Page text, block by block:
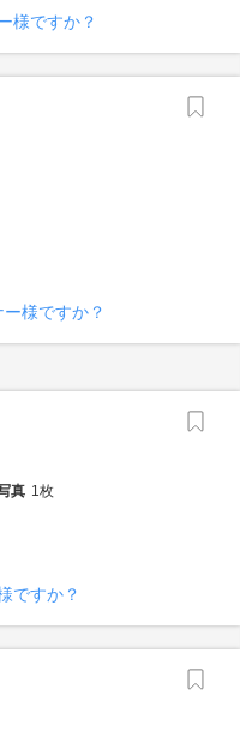
様ですか？
様ですか？
真 1枚
ですか？